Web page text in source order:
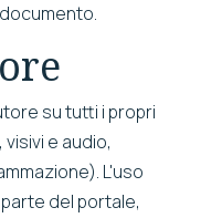
su tutti i propri
e audio,
L'uso
del portale,